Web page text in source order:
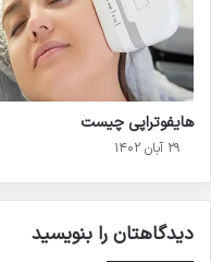
هایفوتراپی چیست
۲۹ آبان ۱۴۰۲
دیدگاهتان را بنویسید